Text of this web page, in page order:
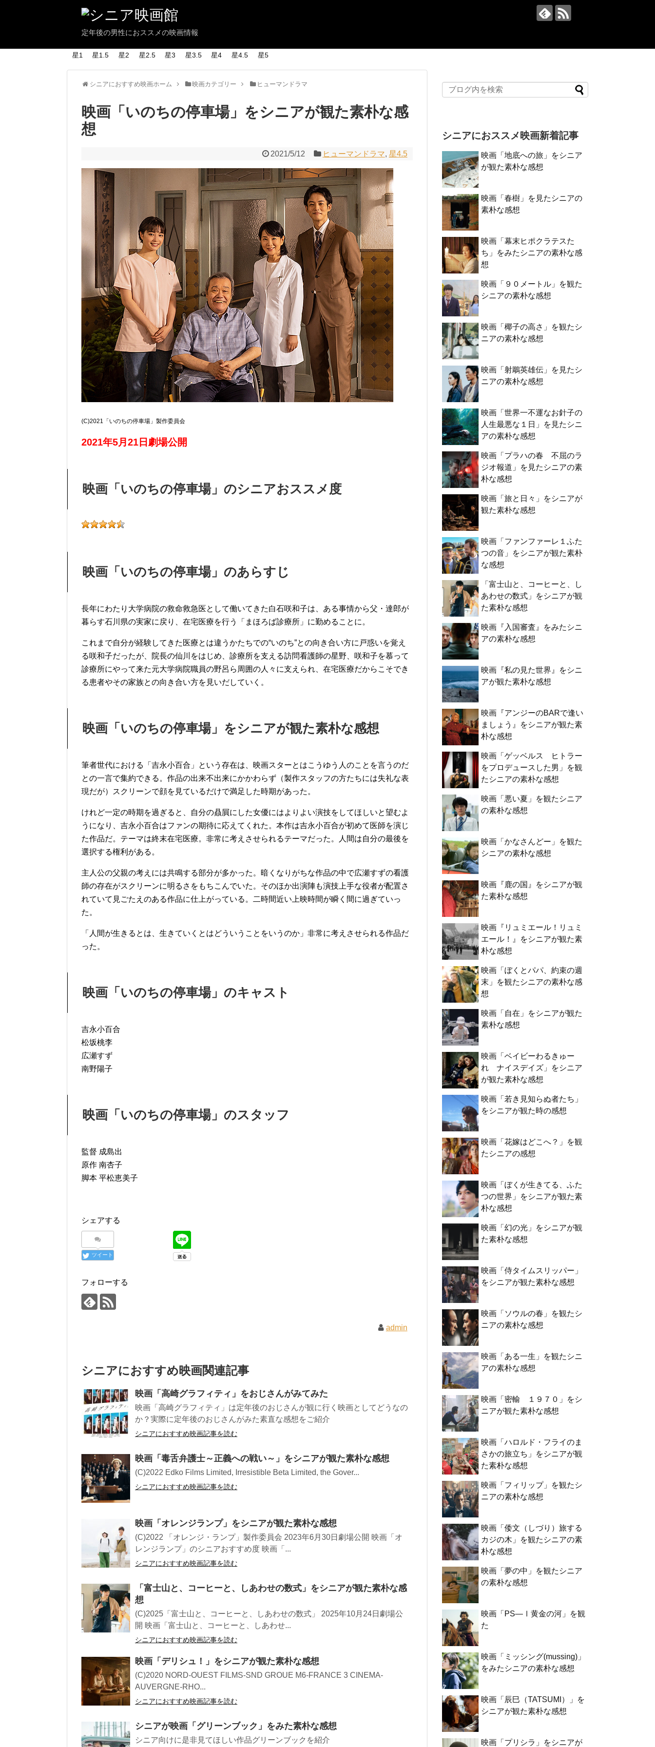
定年後の男性におススメの映画情報
星1 星1.5 星2 星2.5 星3 星3.5 星4 星4.5 星5
シニアにおすすめ映画ホーム 映画カテゴリー ヒューマンドラマ
映画「いのちの停車場」をシニアが観た素朴な感
想
2021/5/12 ヒューマンドラマ, 星4.5
(C)2021「いのちの停車場」製作委員会
2021年5月21日劇場公開
映画「いのちの停車場」のシニアおススメ度
映画「いのちの停車場」のあらすじ
長年にわたり大学病院の救命救急医として働いてきた白石咲和子は、ある事情から父・達郎が
暮らす石川県の実家に戻り、在宅医療を行う「まほろば診療所」に勤めることに。
これまで自分が経験してきた医療とは違うかたちでの“いのち”との向き合い方に戸惑いを覚え
る咲和子だったが、院長の仙川をはじめ、診療所を支える訪問看護師の星野、咲和子を慕って
診療所にやって来た元大学病院職員の野呂ら周囲の人々に支えられ、在宅医療だからこそでき
る患者やその家族との向き合い方を見いだしていく。
映画「いのちの停車場」をシニアが観た素朴な感想
筆者世代における「吉永小百合」という存在は、映画スターとはこうゆう人のことを言うのだ
との一言で集約できる。作品の出来不出来にかかわらず（製作スタッフの方たちには失礼な表
現だが）スクリーンで顔を見ているだけで満足した時期があった。
けれど一定の時期を過ぎると、自分の贔屓にした女優にはよりよい演技をしてほしいと望むよ
うになり、吉永小百合はファンの期待に応えてくれた。本作は吉永小百合が初めて医師を演じ
た作品だ。テーマは終末在宅医療。非常に考えさせられるテーマだった。人間は自分の最後を
選択する権利がある。
主人公の父親の考えには共鳴する部分が多かった。暗くなりがちな作品の中で広瀬すずの看護
師の存在がスクリーンに明るさをもちこんでいた。そのほか出演陣も演技上手な役者が配置さ
れていて見ごたえのある作品に仕上がっている。二時間近い上映時間が瞬く間に過ぎていっ
た。
「人間が生きるとは、生きていくとはどういうことをいうのか」非常に考えさせられる作品だ
った。
映画「いのちの停車場」のキャスト
吉永小百合
松坂桃李
広瀬すず
南野陽子
映画「いのちの停車場」のスタッフ
監督 成島出
原作 南杏子
脚本 平松恵美子
シェアする
ツイート
フォローする
admin
シニアにおすすめ映画関連記事
映画「高崎グラフィティ」をおじさんがみてみた
映画「高崎グラフィティ」は定年後のおじさんが観に行く映画としてどうなの
か？実際に定年後のおじさんがみた素直な感想をご紹介
シニアにおすすめ映画記事を読む
映画「毒舌弁護士～正義への戦い～」をシニアが観た素朴な感想
(C)2022 Edko Films Limited, Irresistible Beta Limited, the Gover...
シニアにおすすめ映画記事を読む
映画「オレンジランプ」をシニアが観た素朴な感想
(C)2022 「オレンジ・ランプ」製作委員会 2023年6月30日劇場公開 映画「オ
レンジランプ」のシニアおすすめ度 映画「...
シニアにおすすめ映画記事を読む
「富士山と、コーヒーと、しあわせの数式」をシニアが観た素朴な感
想
(C)2025「富士山と、コーヒーと、しあわせの数式」 2025年10月24日劇場公
開 映画「富士山と、コーヒーと、しあわせ...
シニアにおすすめ映画記事を読む
映画「デリシュ！」をシニアが観た素朴な感想
(C)2020 NORD-OUEST FILMS-SND GROUE M6-FRANCE 3 CINEMA-
AUVERGNE-RHO...
シニアにおすすめ映画記事を読む
シニアが映画「グリーンブック」をみた素朴な感想
シニア向けに是非見てほしい作品グリーンブックを紹介
シニアにおススメ映画新着記事
映画「地底への旅」をシニア
が観た素朴な感想
映画「春樹」を見たシニアの
素朴な感想
映画「幕末ヒポクラテスた
ち」をみたシニアの素朴な感
想
映画「９０メートル」を観た
シニアの素朴な感想
映画「椰子の高さ」を観たシ
ニアの素朴な感想
映画「射鵰英雄伝」を見たシ
ニアの素朴な感想
映画「世界一不運なお針子の
人生最悪な１日」を見たシニ
アの素朴な感想
映画「プラハの春 不屈のラ
ジオ報道」を見たシニアの素
朴な感想
映画「旅と日々」をシニアが
観た素朴な感想
映画「ファンファーレ１ふた
つの音」をシニアが観た素朴
な感想
「富士山と、コーヒーと、し
あわせの数式」をシニアが観
た素朴な感想
映画『入国審査』をみたシニ
アの素朴な感想
映画『私の見た世界』をシニ
アが観た素朴な感想
映画『アンジーのBARで逢い
ましょう』をシニアが観た素
朴な感想
映画「ゲッベルス ヒトラー
をプロデュースした男」を観
たシニアの素朴な感想
映画「悪い夏」を観たシニア
の素朴な感想
映画「かなさんどー」を観た
シニアの素朴な感想
映画『鹿の国』をシニアが観
た素朴な感想
映画『リュミエール！リュミ
エール！』をシニアが観た素
朴な感想
映画「ぼくとパパ、約束の週
末」を観たシニアの素朴な感
想
映画「自在」をシニアが観た
素朴な感想
映画「ベイビーわるきゅー
れ ナイスデイズ」をシニア
が観た素朴な感想
映画「若き見知らぬ者たち」
をシニアが観た時の感想
映画「花嫁はどこへ？」を観
たシニアの感想
映画「ぼくが生きてる、ふた
つの世界」をシニアが観た素
朴な感想
映画「幻の光」をシニアが観
た素朴な感想
映画「侍タイムスリッパー」
をシニアが観た素朴な感想
映画「ソウルの春」を観たシ
ニアの素朴な感想
映画「ある一生」を観たシニ
アの素朴な感想
映画「密輸 １９７０」をシ
ニアが観た素朴な感想
映画「ハロルド・フライのま
さかの旅立ち」をシニアが観
た素朴な感想
映画「フィリップ」を観たシ
ニアの素朴な感想
映画「倭文（しづり）旅する
カジの木」を観たシニアの素
朴な感想
映画「夢の中」を観たシニア
の素朴な感想
映画「PS―Ⅰ黄金の河」を観
た
映画「ミッシング(mussing)」
をみたシニアの素朴な感想
映画「辰巳（TATSUMI）」を
シニアが観た素朴な感想
映画「プリシラ」をシニアが